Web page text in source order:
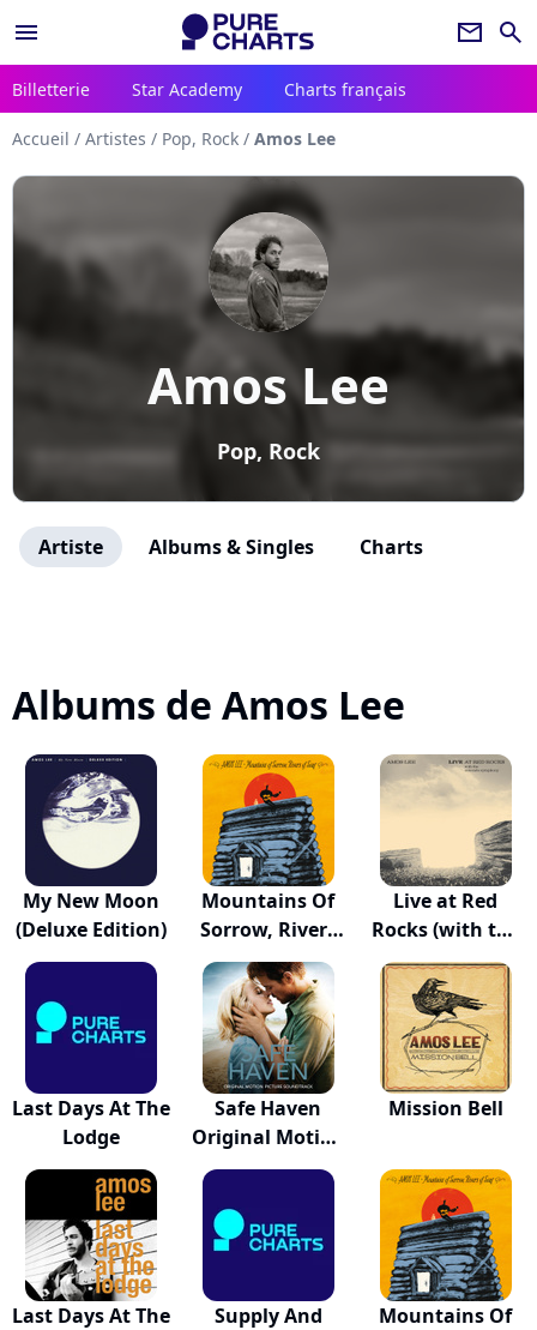
menu newsletter search
Billetterie Star Academy Charts français
Accueil / Artistes / Pop, Rock / Amos Lee
Amos Lee
Pop, Rock
Artiste Albums & Singles Charts
Albums de Amos Lee
My New Moon
(Deluxe Edition)
Mountains Of
Sorrow, Rivers
O...
Live at Red
Rocks (with the
C...
Last Days At The
Lodge
Safe Haven
Original Motion
Pi...
Mission Bell
Last Days At The
Supply And
Mountains Of